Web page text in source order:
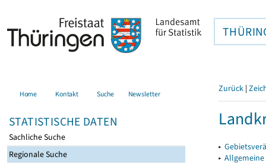
Home Kontakt Suche Newsletter
STATISTISCHE DATEN
Sachliche Suche
Regionale Suche
Zurück |
▸
▸